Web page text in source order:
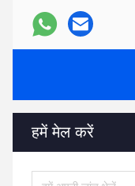
हमें मेल करें